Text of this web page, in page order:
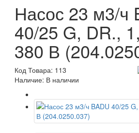
Насос 23 м3/ч
40/25 G, DR.,
380 В
Код Товара: 113
Наличие: В наличии